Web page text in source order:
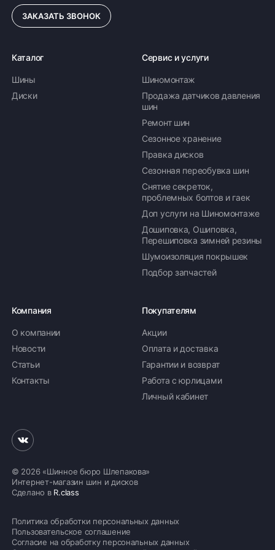
ЗАКАЗАТЬ ЗВОНОК
Каталог
Шины
Диски
Сервис и услуги
Шиномонтаж
Продажа датчиков давления
шин
Ремонт шин
Сезонное хранение
Правка дисков
Сезонная переобувка шин
Снятие секреток,
проблемных болтов и гаек
Доп услуги на Шиномонтаже
Дошиповка, Ошиповка,
Перешиповка зимней резины
Шумоизоляция покрышек
Подбор запчастей
Компания
О компании
Новости
Статьи
Контакты
Покупателям
Акции
Оплата и доставка
Гарантии и возврат
Работа с юрлицами
Личный кабинет
© 2026 «Шинное бюро Шлепакова»
Интернет-магазин шин и дисков
Сделано в R.class
Политика обработки персональных данных
Пользовательское соглашение
Согласие на обработку персональных данных